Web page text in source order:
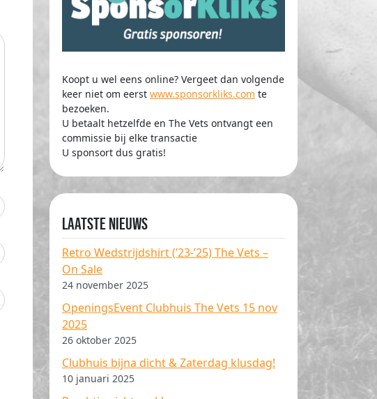
Koopt u wel eens online? Vergeet dan volgende
keer niet om eerst www.sponsorkliks.com te
bezoeken.
U betaalt hetzelfde en The Vets ontvangt een
commissie bij elke transactie
U sponsort dus gratis!
Laatste nieuws
Retro Wedstrijdshirt (’23-’25) The Vets –
On Sale
24 november 2025
OpeningsEvent Clubhuis The Vets 15 nov
2025
26 oktober 2025
Clubhuis bijna dicht & Zaterdag klusdag!
10 januari 2025